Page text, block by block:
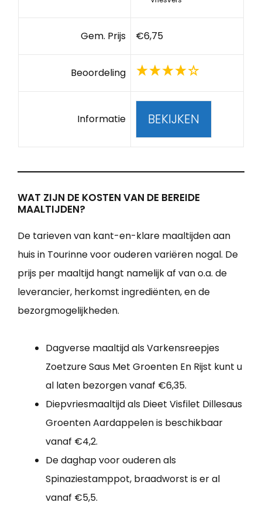
Gem. Prijs €6,75
Beoordeling
Informatie BEKIJKEN
WAT ZIJN DE KOSTEN VAN DE BEREIDE
MAALTIJDEN?
De tarieven van kant-en-klare maaltijden aan
huis in Tourinne voor ouderen variëren nogal. De
prijs per maaltijd hangt namelijk af van o.a. de
leverancier, herkomst ingrediënten, en de
bezorgmogelijkheden.
Dagverse maaltijd als Varkensreepjes
Zoetzure Saus Met Groenten En Rijst kunt u
al laten bezorgen vanaf €6,35.
Diepvriesmaaltijd als Dieet Visfilet Dillesaus
Groenten Aardappelen is beschikbaar
vanaf €4,2.
De daghap voor ouderen als
Spinaziestamppot, braadworst is er al
vanaf €5,5.